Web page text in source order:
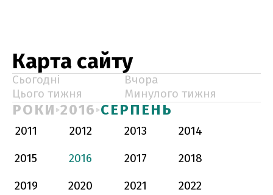
Карта сайту
Сьогодні
Вчора
Цього тижня
Минулого тижня
РОКИ 2016 СЕРПЕНЬ
2011 2012 2013
2014
2015
2016 2017
2018
2019
2020 2021
2022